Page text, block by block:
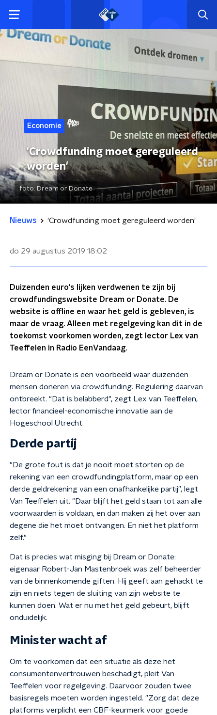
Economie
'Crowdfunding moet gereguleerd
worden'
foto: Dream or Donate
Nieuws 'Crowdfunding moet gereguleerd worden'
do 29 augustus 2019 18:02
Duizenden euro's lijken verdwenen te zijn bij
crowdfundingswebsite Dream or Donate. De
website is offline en waar het geld is gebleven, is
maar de vraag. Alleen met regelgeving kan dit in de
toekomst voorkomen worden, zegt lector Lex van
Teeffelen in Radio EenVandaag.
Dream or Donate is een voorbeeld waar duizenden
mensen doneren via crowdfunding. Regulering daarvan
ontbreekt. "Dat is belabberd", zegt Lex van Teeffelen,
lector financieel-economische innovatie aan de
Hogeschool Utrecht.
Derde partij
"De grote fout is dat je nooit moet storten op de
rekening van een crowdfundingplatform, maar op een
derde geldrekening van een onafhankelijke partij", legt
Van Teeffelen uit. "Daar blijft het geld staan tot aan alle
voorwaarden is voldaan, en dan maken zij het over aan
degene die het moet ontvangen. En niet het platform
zelf."
Dat is precies wat misging bij Dream or Donate:
eigenaar Robert-Jan Mastenbroek was zelf beheerder
van de binnenkomende giften. Hij geeft aan gehackt te
zijn en niets tegen de sluiting van zijn website te
kunnen doen. Wat er nu met het geld gebeurt, blijft
onduidelijk.
Minister wacht af
Om te voorkomen dat een situatie als deze het
consumentenvertrouwen beschadigt, pleit Van
Teeffelen voor regelgeving. Daarvoor zouden twee
basisregels moeten worden ingesteld. "Zorg dat deze
platforms verplicht een CBF-keurmerk voor goede